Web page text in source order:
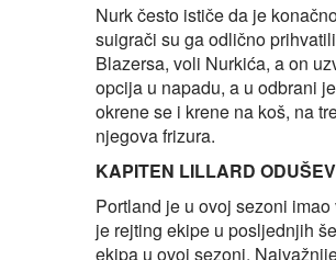
Nurk često ističe da je
suigrači su ga odlično
Blazersa, voli Nurkića, a on
opcija u napadu, a u odbrani
okrene se i krene na koš, na
njegova frizura.
KAPITEN LILLARD
Portland je u ovoj sezoni
je rejting ekipe u posljednjih
ekipa u ovoj sezoni.